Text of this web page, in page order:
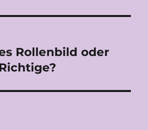
Rollenbild oder